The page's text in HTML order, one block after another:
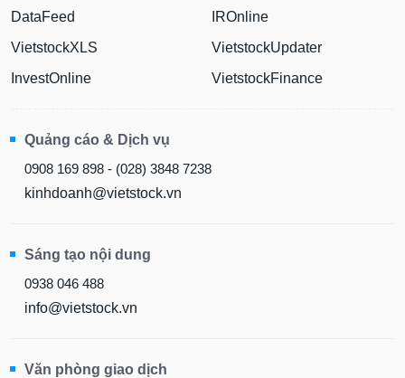
DataFeed
VietstockXLS
InvestOnline
IROnline
VietstockUpdater
VietstockFinance
Quảng cáo & Dịch vụ
0908 169 898 - (028) 3848 7238
kinhdoanh@vietstock.vn
Sáng tạo nội dung
0938 046 488
info@vietstock.vn
Văn phòng giao dịch